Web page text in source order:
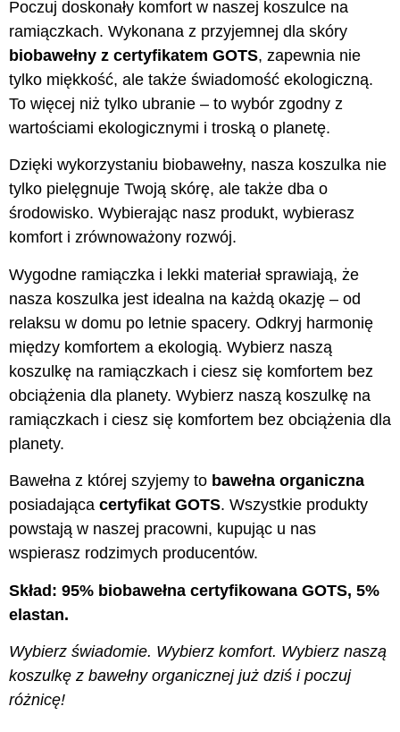
Poczuj doskonały komfort w naszej koszulce na
ramiączkach. Wykonana z przyjemnej dla skóry
biobawełny z certyfikatem GOTS, zapewnia nie
tylko miękkość, ale także świadomość ekologiczną.
To więcej niż tylko ubranie – to wybór zgodny z
wartościami ekologicznymi i troską o planetę.
Dzięki wykorzystaniu biobawełny, nasza koszulka nie
tylko pielęgnuje Twoją skórę, ale także dba o
środowisko. Wybierając nasz produkt, wybierasz
komfort i zrównoważony rozwój.
Wygodne ramiączka i lekki materiał sprawiają, że
nasza koszulka jest idealna na każdą okazję – od
relaksu w domu po letnie spacery. Odkryj harmonię
między komfortem a ekologią. Wybierz naszą
koszulkę na ramiączkach i ciesz się komfortem bez
obciążenia dla planety. Wybierz naszą koszulkę na
ramiączkach i ciesz się komfortem bez obciążenia dla
planety.
Bawełna z której szyjemy to bawełna organiczna
posiadająca certyfikat GOTS. Wszystkie produkty
powstają w naszej pracowni, kupując u nas
wspierasz rodzimych producentów.
Skład: 95% biobawełna certyfikowana GOTS, 5%
elastan.
Wybierz świadomie. Wybierz komfort. Wybierz naszą
koszulkę z bawełny organicznej już dziś i poczuj
różnicę!